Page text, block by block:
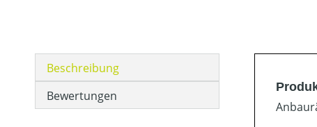
Beschreibung
Bewertungen